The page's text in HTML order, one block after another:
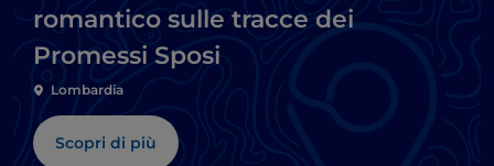
romantico sulle tracce dei
Promessi Sposi
Lombardia
Scopri di più